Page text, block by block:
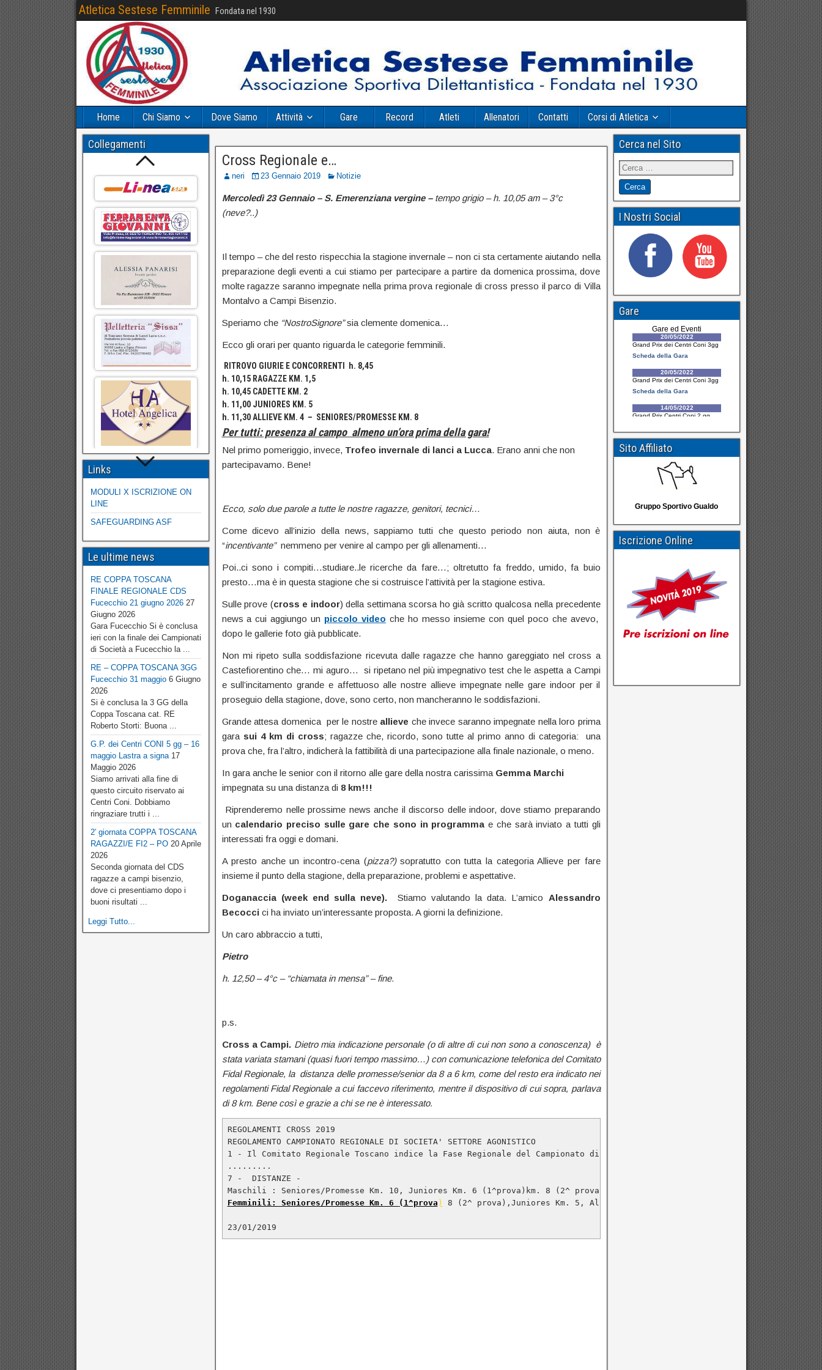
Atletica Sestese Femminile Fondata nel 1930
Home Chi Siamo Dove Siamo Attività Gare Record Atleti Allenatori Contatti Corsi di Atletica
Cross Regionale e…
neri 23 Gennaio 2019 Notizie
Mercoledì 23 Gennaio – S. Emerenziana vergine – tempo grigio – h. 10,05 am – 3°c
(neve?..)
Il tempo – che del resto rispecchia la stagione invernale – non ci sta certamente aiutando nella
preparazione degli eventi a cui stiamo per partecipare a partire da domenica prossima, dove
molte ragazze saranno impegnate nella prima prova regionale di cross presso il parco di Villa
Montalvo a Campi Bisenzio.
Speriamo che “NostroSignore”sia clemente domenica…
Ecco gli orari per quanto riguarda le categorie femminili.
RITROVO GIURIE E CONCORRENTI h. 8,45
h. 10,15 RAGAZZE KM. 1,5
h. 10,45 CADETTE KM. 2
h. 11,00 JUNIORES KM. 5
h. 11,30 ALLIEVE KM. 4 – SENIORES/PROMESSE KM. 8
Per tutti: presenza al campo almeno un’ora prima della gara!
Nel primo pomeriggio, invece, Trofeo invernale di lanci a Lucca. Erano anni che non
partecipavamo. Bene!
Ecco, solo due parole a tutte le nostre ragazze, genitori, tecnici…
Come dicevo all’inizio della news, sappiamo tutti che questo periodo non aiuta, non è
“incentivante” nemmeno per venire al campo per gli allenamenti…
Poi..ci sono i compiti…studiare..le ricerche da fare…; oltretutto fa freddo, umido, fa buio
presto…ma è in questa stagione che si costruisce l’attività per la stagione estiva.
Sulle prove (cross e indoor) della settimana scorsa ho già scritto qualcosa nella precedente
news a cui aggiungo un piccolo video che ho messo insieme con quel poco che avevo,
dopo le gallerie foto già pubblicate.
Non mi ripeto sulla soddisfazione ricevuta dalle ragazze che hanno gareggiato nel cross a
Castefiorentino che… mi aguro… si ripetano nel più impegnativo test che le aspetta a Campi
e sull’incitamento grande e affettuoso alle nostre allieve impegnate nelle gare indoor per il
proseguio della stagione, dove, sono certo, non mancheranno le soddisfazioni.
Grande attesa domenica per le nostre allieve che invece saranno impegnate nella loro prima
gara sui 4 km di cross; ragazze che, ricordo, sono tutte al primo anno di categoria: una
prova che, fra l’altro, indicherà la fattibilità di una partecipazione alla finale nazionale, o meno.
In gara anche le senior con il ritorno alle gare della nostra carissima Gemma Marchi
impegnata su una distanza di 8 km!!!
Riprenderemo nelle prossime news anche il discorso delle indoor, dove stiamo preparando
un calendario preciso sulle gare che sono in programma e che sarà inviato a tutti gli
interessati fra oggi e domani.
A presto anche un incontro-cena (pizza?)sopratutto con tutta la categoria Allieve per fare
insieme il punto della stagione, della preparazione, problemi e aspettative.
Doganaccia (week end sulla neve). Stiamo valutando la data. L’amico Alessandro
Becoccici ha inviato un’interessante proposta. A giorni la definizione.
Un caro abbraccio a tutti,
Pietro
h. 12,50 – 4°c – “chiamata in mensa” – fine.
p.s.
Cross a Campi. Dietro mia indicazione personale (o di altre di cui non sono a conoscenza) è
stata variata stamani (quasi fuori tempo massimo…) con comunicazione telefonica del Comitato
Fidal Regionale, la distanza delle promesse/senior da 8 a 6 km, come del resto era indicato nei
regolamenti Fidal Regionale a cui faccevo riferimento, mentre il dispositivo di cui sopra, parlava
di 8 km. Bene così e grazie a chi se ne è interessato.
REGOLAMENTI CROSS 2019
REGOLAMENTO CAMPIONATO REGIONALE DI SOCIETA' SETTORE AGONISTICO
1 - Il Comitato Regionale Toscano indice la Fase Regionale del Campionato di Società di Corsa Campestre - Settore
.........
7 -  DISTANZE -
Femminili: Seniores/Promesse Km. 6
(1^prova ) 8 (2^ prova),Juniores Km. 5, Allieve 4.
23/01/2019
Collegamenti
Links
MODULI X ISCRIZIONE ON
LINE
SAFEGUARDING ASF
Le ultime news
RE COPPA TOSCANA
FINALE REGIONALE CDS
Fucecchio 21 giugno 202627
Giugno 2026
Gara Fucecchio Si è conclusa
ieri con la finale dei Campionati
di Società a Fucecchio la ...
RE – COPPA TOSCANA 3GG
Fucecchio 31 maggio6 Giugno
2026
Si è conclusa la 3 GG della
Coppa Toscana cat. RE
Roberto Storti: Buona ...
G.P. dei Centri CONI 5 gg – 16
maggio Lastra a signa17
Maggio 2026
Siamo arrivati alla fine di
questo circuito riservato ai
Centri Coni. Dobbiamo
ringraziare trutti i ...
2′ giornata COPPA TOSCANA
RAGAZZI/E FI2 – PO20 Aprile
2026
Seconda giornata del CDS
ragazze a campi bisenzio,
dove ci presentiamo dopo i
buoni risultati ...
Leggi Tutto...
Cerca nel Sito
I Nostri Social
Gare
Sito Affiliato
Gruppo Sportivo Gualdo
Iscrizione Online